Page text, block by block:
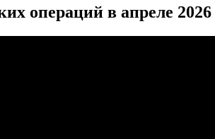
операций в апреле 2026